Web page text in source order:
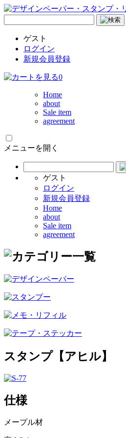
ゲスト
ログイン
新規会員登録
0
Home
about
Sale item
agreement
メニューを開く
ゲスト
ログイン
新規会員登録
Home
about
Sale item
agreement
スタンプ【アヒル】
仕様
メープル材